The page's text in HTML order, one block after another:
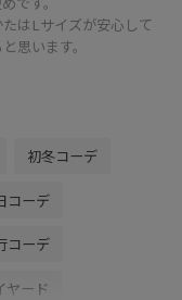
はLサイズが安心して
思います。
初冬コーデ
コーデ
コーデ
ヤード